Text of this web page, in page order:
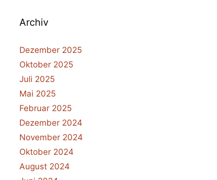
Archiv
Dezember 2025
Oktober 2025
Juli 2025
Mai 2025
Februar 2025
Dezember 2024
November 2024
Oktober 2024
August 2024